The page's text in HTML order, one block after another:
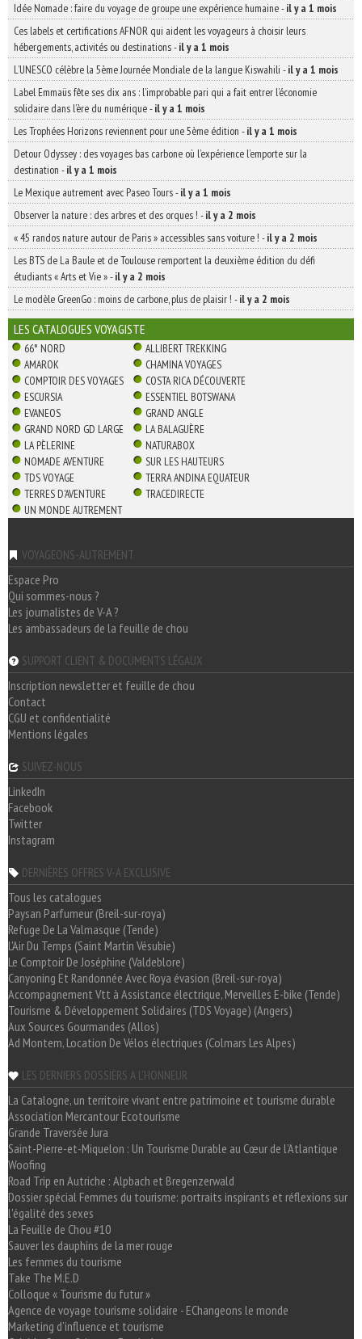
Idée Nomade : faire du voyage de groupe une expérience humaine-il y a 1 mois
Ces labels et certifications AFNOR qui aident les voyageurs à choisir leurs
hébergements, activités ou destinations-il y a 1 mois
L’UNESCO célèbre la 5ème Journée Mondiale de la langue Kiswahili -il y a 1 mois
Label Emmaüs fête ses dix ans : l’improbable pari qui a fait entrer l’économie
solidaire dans l’ère du numérique-il y a 1 mois
Les Trophées Horizons reviennent pour une 5ème édition -il y a 1 mois
Detour Odyssey : des voyages bas carbone où l’expérience l’emporte sur la
destination -il y a 1 mois
Le Mexique autrement avec Paseo Tours-il y a 1 mois
Observer la nature : des arbres et des orques ! -il y a 2 mois
« 45 randos nature autour de Paris » accessibles sans voiture ! -il y a 2 mois
Les BTS de La Baule et de Toulouse remportent la deuxième édition du défi
étudiants « Arts et Vie »-il y a 2 mois
Le modèle GreenGo : moins de carbone, plus de plaisir ! -il y a 2 mois
LES CATALOGUES VOYAGISTE
66° NORD
ALLIBERT TREKKING
AMAROK
CHAMINA VOYAGES
COMPTOIR DES VOYAGES
COSTA RICA DÉCOUVERTE
ESCURSIA
ESSENTIEL BOTSWANA
EVANEOS
GRAND ANGLE
GRAND NORD GD LARGE
LA BALAGUÈRE
LA PÈLERINE
NATURABOX
NOMADE AVENTURE
SUR LES HAUTEURS
TDS VOYAGE
TERRA ANDINA EQUATEUR
TERRES D'AVENTURE
TRACEDIRECTE
UN MONDE AUTREMENT
VOYAGEONS-AUTREMENT
Espace Pro
Qui sommes-nous ?
Les journalistes de V-A ?
Les ambassadeurs de la feuille de chou
SUPPORT CLIENT & DOCUMENTS LÉGAUX
Inscription newsletter et feuille de chou
Contact
CGU et confidentialité
Mentions légales
SUIVEZ-NOUS
LinkedIn
Facebook
Twitter
Instagram
DERNIÈRES OFFRES V-A EXCLUSIVE
Tous les catalogues
Paysan Parfumeur (Breil-sur-roya)
Refuge De La Valmasque (Tende)
L'Air Du Temps (Saint Martin Vésubie)
Le Comptoir De Joséphine (Valdeblore)
Canyoning Et Randonnée Avec Roya évasion (Breil-sur-roya)
Accompagnement Vtt à Assistance électrique, Merveilles E-bike (Tende)
Tourisme & Développement Solidaires (TDS Voyage) (Angers)
Aux Sources Gourmandes (Allos)
Ad Montem, Location De Vélos électriques (Colmars Les Alpes)
LES DERNIERS DOSSIERS A L'HONNEUR
La Catalogne, un territoire vivant entre patrimoine et tourisme durable
Association Mercantour Ecotourisme
Grande Traversée Jura
Saint-Pierre-et-Miquelon : Un Tourisme Durable au Cœur de l'Atlantique
Woofing
Road Trip en Autriche : Alpbach et Bregenzerwald
Dossier spécial Femmes du tourisme: portraits inspirants et réflexions sur
l'égalité des sexes
La Feuille de Chou #10
Sauver les dauphins de la mer rouge
Les femmes du tourisme
Take The M.E.D
Colloque « Tourisme du futur »
Agence de voyage tourisme solidaire - EChangeons le monde
Marketing d'influence et tourisme